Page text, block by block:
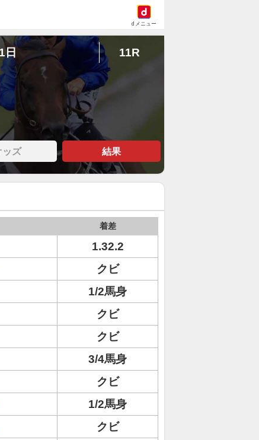
dメニュー
日 11R
ッズ 結果
着差
1.32.2
クビ
1/2馬身
クビ
クビ
3/4馬身
クビ
1/2馬身
クビ